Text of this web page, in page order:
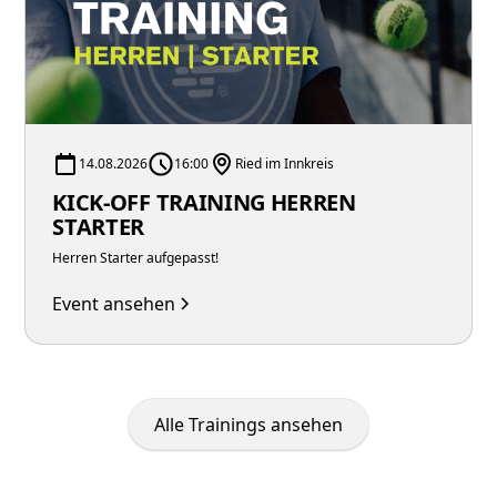
14.08.2026 16:00 Ried im Innkreis
KICK-OFF TRAINING HERREN
STARTER
Herren Starter aufgepasst!
Event ansehen
Alle Trainings ansehen